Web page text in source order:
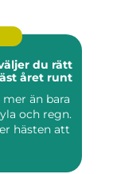
året runt
än bara
och regn.
hästen att